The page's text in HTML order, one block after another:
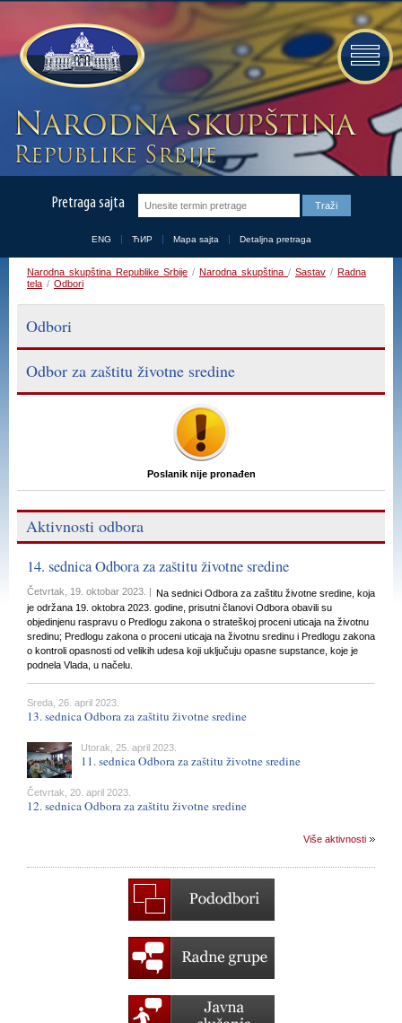
Pretraga sajta
ENG ЋИР Mapa sajta Detaljna pretraga
Narodna skupština Republike Srbije / Narodna skupština / Sastav / Radna
tela / Odbori
Odbori
Odbor za zaštitu životne sredine
Poslanik nije pronađen
Aktivnosti odbora
14. sednica Odbora za zaštitu životne sredine
Četvrtak, 19. oktobar 2023. | Na sednici Odbora za zaštitu životne sredine, koja
je održana 19. oktobra 2023. godine, prisutni članovi Odbora obavili su
objedinjenu raspravu o Predlogu zakona o strateškoj proceni uticaja na životnu
sredinu; Predlogu zakona o proceni uticaja na životnu sredinu i Predlogu zakona
o kontroli opasnosti od velikih udesa koji uključuju opasne supstance, koje je
podnela Vlada, u načelu.
Sreda, 26. april 2023.
13. sednica Odbora za zaštitu životne sredine
Utorak, 25. april 2023.
11. sednica Odbora za zaštitu životne sredine
Četvrtak, 20. april 2023.
12. sednica Odbora za zaštitu životne sredine
Više aktivnosti